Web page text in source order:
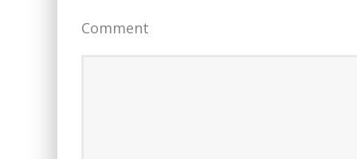
Comment